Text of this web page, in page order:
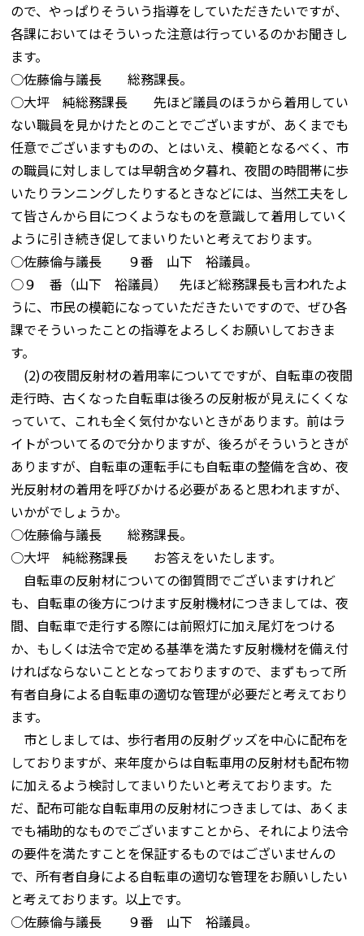
ので、やっぱりそういう指導をしていただきたいですが、
各課においてはそういった注意は行っているのかお聞きし
ます。
○佐藤倫与議長 総務課長。
○大坪 純総務課長 先ほど議員のほうから着用してい
ない職員を見かけたとのことでございますが、あくまでも
任意でございますものの、とはいえ、模範となるべく、市
の職員に対しましては早朝含め夕暮れ、夜間の時間帯に歩
いたりランニングしたりするときなどには、当然工夫をし
て皆さんから目につくようなものを意識して着用していく
ように引き続き促してまいりたいと考えております。
○佐藤倫与議長 ９番 山下 裕議員。
○９ 番（山下 裕議員） 先ほど総務課長も言われたよ
うに、市民の模範になっていただきたいですので、ぜひ各
課でそういったことの指導をよろしくお願いしておきま
す。
(2)の夜間反射材の着用率についてですが、自転車の夜間
走行時、古くなった自転車は後ろの反射板が見えにくくな
っていて、これも全く気付かないときがあります。前はラ
イトがついてるので分かりますが、後ろがそういうときが
ありますが、自転車の運転手にも自転車の整備を含め、夜
光反射材の着用を呼びかける必要があると思われますが、
いかがでしょうか。
○佐藤倫与議長 総務課長。
○大坪 純総務課長 お答えをいたします。
自転車の反射材についての御質問でございますけれど
も、自転車の後方につけます反射機材につきましては、夜
間、自転車で走行する際には前照灯に加え尾灯をつける
か、もしくは法令で定める基準を満たす反射機材を備え付
ければならないこととなっておりますので、まずもって所
有者自身による自転車の適切な管理が必要だと考えており
ます。
市としましては、歩行者用の反射グッズを中心に配布を
しておりますが、来年度からは自転車用の反射材も配布物
に加えるよう検討してまいりたいと考えております。た
だ、配布可能な自転車用の反射材につきましては、あくま
でも補助的なものでございますことから、それにより法令
の要件を満たすことを保証するものではございませんの
で、所有者自身による自転車の適切な管理をお願いしたい
と考えております。以上です。
○佐藤倫与議長 ９番 山下 裕議員。